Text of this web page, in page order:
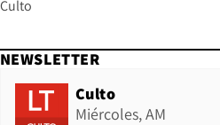
Culto
NEWSLETTER
Culto
Miércoles, AM